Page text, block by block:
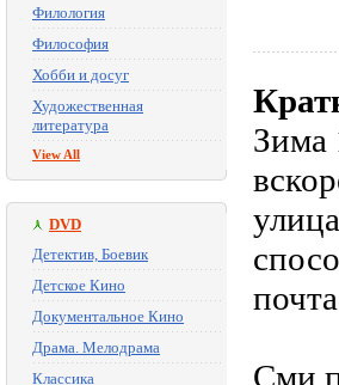
Филология
Философия
Хобби и досуг
Художественная
литература
View All
DVD
Детектив, Боевик
Детское Кино
Документальное Кино
Драма. Мелодрама
Классика
Зима
Сми